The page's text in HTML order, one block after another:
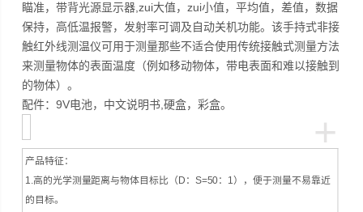
瞄准，带背光源显示器,zui大值，zui小值，平均值，差值，数据
保持，高低温报警，发射率可调及自动关机功能。该手持式非接
触红外线测温仪可用于测量那些不适合使用传统接触式测量方法
来测量物体的表面温度（例如移动物体，带电表面和难以接触到
的物体）。
配件：9V电池，中文说明书,硬盒，彩盒。
+
产品特征：
1.高的光学测量距离与物体目标比（D：S=50：1），便于测量不易靠近
的目标。